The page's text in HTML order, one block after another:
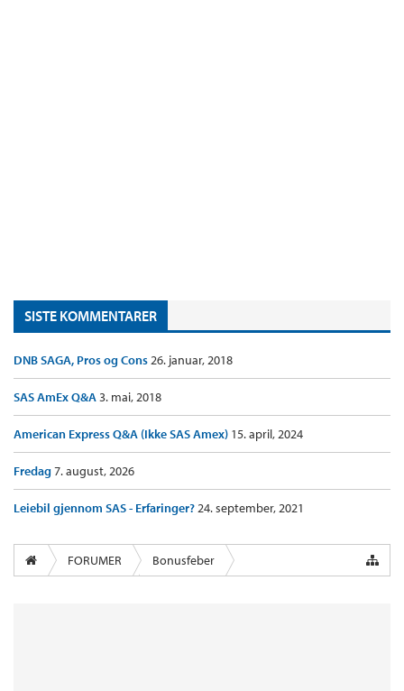
SISTE KOMMENTARER
DNB SAGA, Pros og Cons26. januar, 2018
SAS AmEx Q&A3. mai, 2018
American Express Q&A (Ikke SAS Amex) 15. april, 2024
Fredag7. august, 2026
Leiebil gjennom SAS - Erfaringer?24. september, 2021
FORUMER
Bonusfeber